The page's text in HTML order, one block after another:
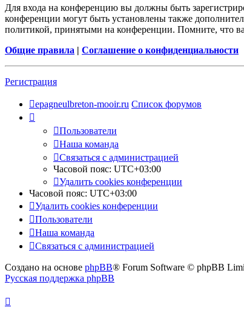
Для входа на конференцию вы должны быть
конференции могут быть установлены также
политикой, принятыми на конференции. Помните, что
Общие правила | Соглашение о конфиденциальности
Регистрация
epagneulbreton-mooir.ru Список форумов
Пользователи
Наша команда
Связаться с администрацией
Часовой пояс: UTC+03:00
Удалить cookies конференции
Часовой пояс: UTC+03:00
Удалить cookies конференции
Пользователи
Наша команда
Связаться с администрацией
Создано на основе phpBB® Forum Software © phpBB
Русская поддержка phpBB